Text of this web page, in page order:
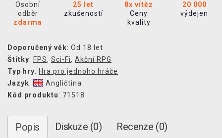
Osobní
odběr
zdarma
25 let
zkušeností
8x vítěz
Ceny
kvality
20 000
výdejen
Doporučený věk: Od 18 let
Štítky: FPS, Sci-Fi, Akční RPG
Typ hry: Hra pro jednoho hráče
Jazyk:
Angličtina
Kód produktu: 71518
Popis Diskuze (0) Recenze (0)